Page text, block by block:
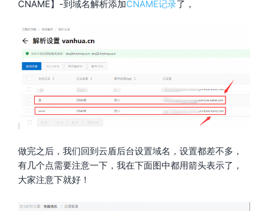
CNAME】-到域名解析添加CNAME记录了，
做完之后，我们回到云盾后台设置域名，设置都差不多，
有几个点需要注意一下，我在下面图中都用箭头表示了，
大家注意下就好！